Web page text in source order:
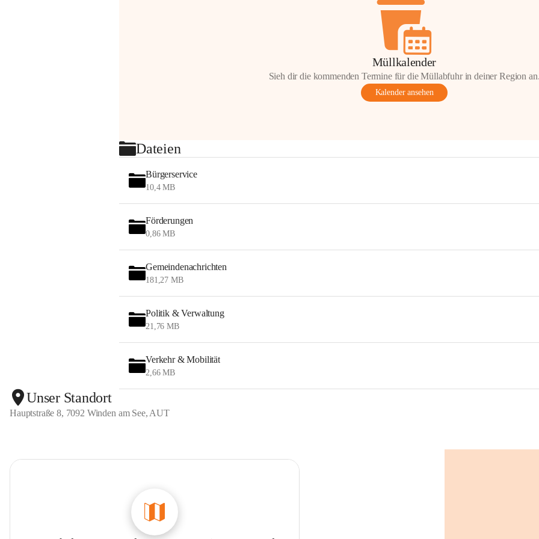
Müllkalender
Sieh dir die kommenden Termine für die Müllabfuhr in deiner Region
Kalender ansehen
Dateien
Bürgerservice
10,4 MB
Förderungen
0,86 MB
Gemeindenachrichten
181,27 MB
Politik & Verwaltung
21,76 MB
Verkehr & Mobilität
2,66 MB
Unser Standort
Hauptstraße 8, 7092 Winden am See, AUT